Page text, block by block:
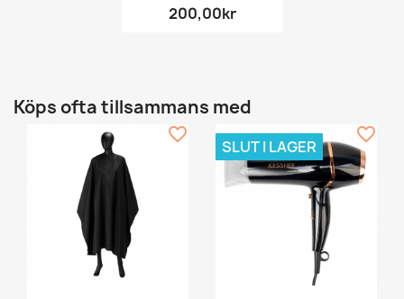
200,00kr
Köps ofta tillsammans med
favorite_border
SLUT I LAGER
favorite_border